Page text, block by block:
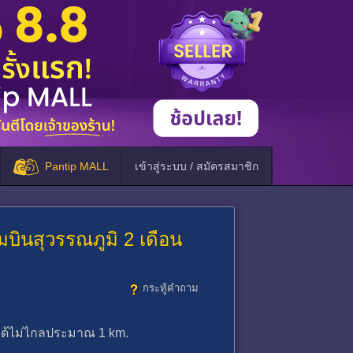
Pantip MALL เข้าสู่ระบบ / สมัครสมาชิก
บินสุวรรณภูมิ 2 เดือน
กระทู้คำถาม
ไม่ไกลประมาณ 1 km.